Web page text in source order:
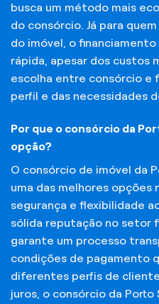
busca um método mais
do consórcio. Já para
do imóvel, o
rápida, apesar dos custos
escolha entre consórcio e
perfil e das necessidades
Por que o consórcio da
opção?
O consórcio de imóvel da
uma das melhores
segurança e flexibilidade
sólida reputação no setor
garante um processo
condições de pagamento
diferentes perfis de
juros, o consórcio da